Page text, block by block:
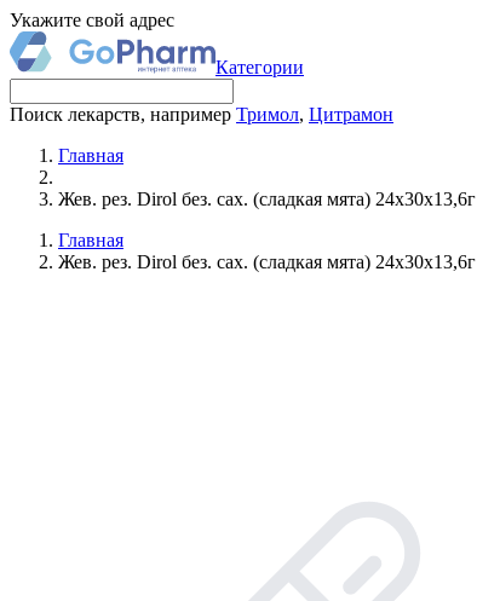
Укажите свой адрес
Категории
Поиск лекарств, например Тримол, Цитрамон
Главная
Жев. рез. Dirol без. сах. (сладкая мята) 24х30х13,6г
Главная
Жев. рез. Dirol без. сах. (сладкая мята) 24х30х13,6г